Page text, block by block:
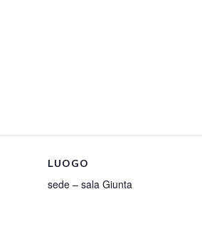
LUOGO
sede – sala Giunta